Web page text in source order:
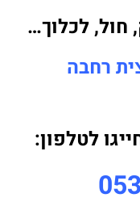
חול, לכלוך…
רחבה
לטלפון: